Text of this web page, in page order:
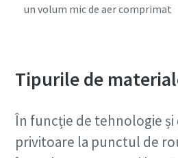
un volum mic de aer comprimat
Tipurile de
În funcție de tehnologie
privitoare la punctul de